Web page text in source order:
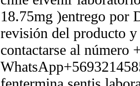
18.75mg )entrego por
revisión del producto
contactarse al número